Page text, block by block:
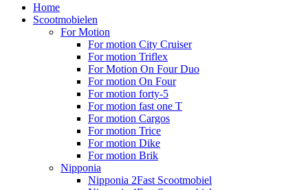
Home
Scootmobielen
For Motion
For motion City Cruiser
For motion Triflex
For Motion On Four Duo
For motion On Four
For motion forty-5
For motion fast one T
For motion Cargos
For motion Trice
For motion Dike
For motion Brik
Nipponia
Nipponia 2Fast Scootmobiel